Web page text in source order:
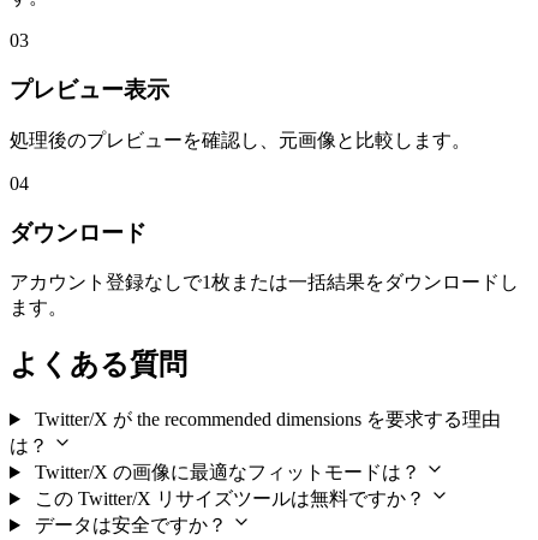
03
プレビュー表示
処理後のプレビューを確認し、元画像と比較します。
04
ダウンロード
アカウント登録なしで1枚または一括結果をダウンロードし
ます。
よくある質問
Twitter/X が the recommended dimensions を要求する理由
は？
Twitter/X の画像に最適なフィットモードは？
この Twitter/X リサイズツールは無料ですか？
データは安全ですか？